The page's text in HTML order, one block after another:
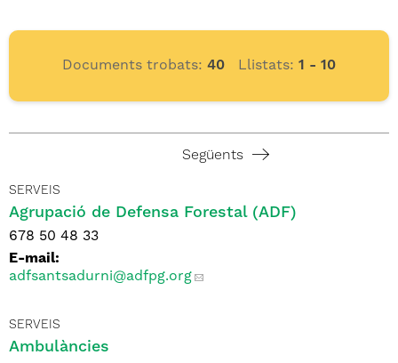
Documents trobats: 40 Llistats: 1 - 10
Següents
SERVEIS
Agrupació de Defensa Forestal (ADF)
678 50 48 33
E-mail:
adfsantsadurni@adfpg.org
SERVEIS
Ambulàncies